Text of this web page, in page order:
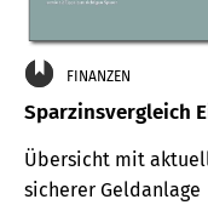
FINANZEN
Sparzinsvergleich
Übersicht mit
sicherer Geldanlage